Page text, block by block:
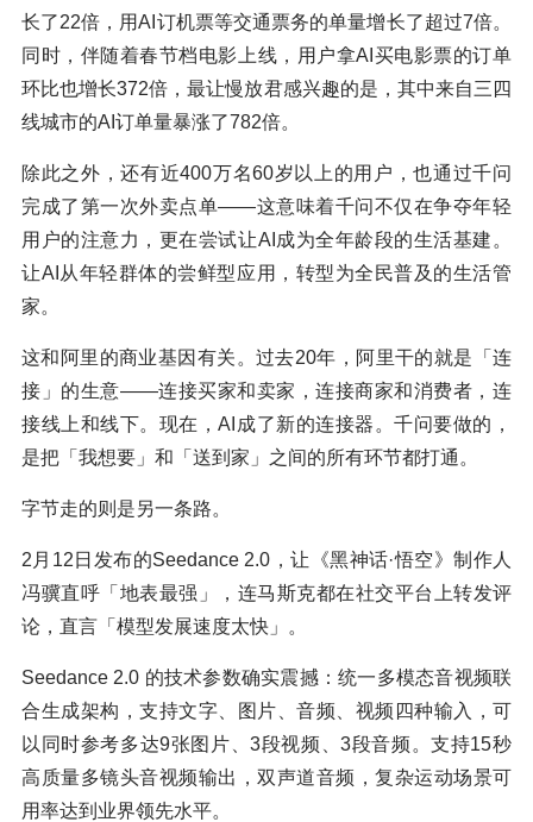
长了22倍，用AI订机票等交通票务的单量增长了超过7倍。
同时，伴随着春节档电影上线，用户拿AI买电影票的订单
环比也增长372倍，最让慢放君感兴趣的是，其中来自三四
线城市的AI订单量暴涨了782倍。
除此之外，还有近400万名60岁以上的用户，也通过千问
完成了第一次外卖点单——这意味着千问不仅在争夺年轻
用户的注意力，更在尝试让AI成为全年龄段的生活基建。
让AI从年轻群体的尝鲜型应用，转型为全民普及的生活管
家。
这和阿里的商业基因有关。过去20年，阿里干的就是「连
接」的生意——连接买家和卖家，连接商家和消费者，连
接线上和线下。现在，AI成了新的连接器。千问要做的，
是把「我想要」和「送到家」之间的所有环节都打通。
字节走的则是另一条路。
2月12日发布的Seedance 2.0，让《黑神话·悟空》制作人
冯骥直呼「地表最强」，连马斯克都在社交平台上转发评
论，直言「模型发展速度太快」。
Seedance 2.0 的技术参数确实震撼：统一多模态音视频联
合生成架构，支持文字、图片、音频、视频四种输入，可
以同时参考多达9张图片、3段视频、3段音频。支持15秒
高质量多镜头音视频输出，双声道音频，复杂运动场景可
用率达到业界领先水平。